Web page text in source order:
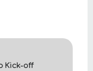
Kick-off